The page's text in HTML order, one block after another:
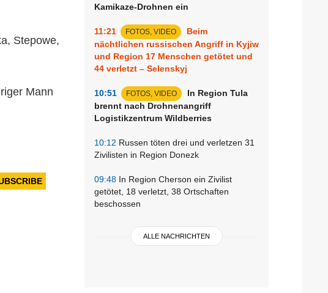
Kamikaze-Drohnen ein
11:21 FOTOS, VIDEO
Beim
nächtlichen russischen Angriff in Kyjiw
und Region 17 Menschen getötet und
44 verletzt – Selenskyj
10:51 FOTOS, VIDEO
In Region Tula
brennt nach Drohnenangriff
Logistikzentrum Wildberries
10:12 Russen töten drei und verletzen 31
Zivilisten in Region Donezk
09:48 In Region Cherson ein Zivilist
getötet, 18 verletzt, 38 Ortschaften
beschossen
ALLE NACHRICHTEN
Stepowe,
Mann